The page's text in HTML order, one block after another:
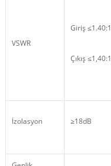
VSWR
Giriş ≤1.40:1
Çıkış ≤1,40:1
İzolasyon ≥18dB